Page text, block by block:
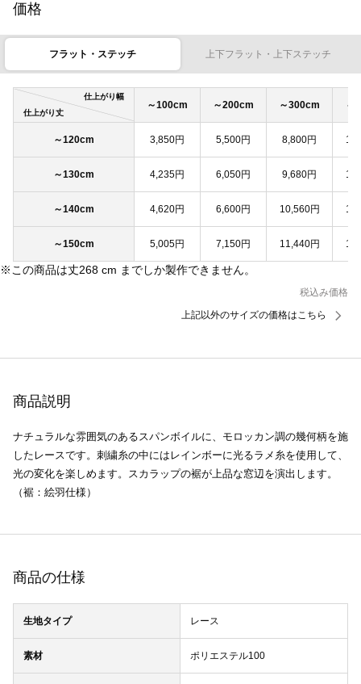
価格
フラット・ステッチ 上下フラット・上下ステッチ
仕上がり幅
仕上がり丈
～100cm ～200cm ～300cm ～
～120cm 3,850円 5,500円 8,800円
～130cm 4,235円 6,050円 9,680円
～140cm 4,620円 6,600円 10,560円
～150cm 5,005円 7,150円 11,440円
※この商品は丈268 cm までしか製作できません。
税込み価格
上記以外のサイズの価格はこちら
商品説明
ナチュラルな雰囲気のあるスパンボイルに、モロッカン調の幾何柄を施
したレースです。刺繍糸の中にはレインボーに光るラメ糸を使用して、
光の変化を楽しめます。スカラップの裾が上品な窓辺を演出します。
（裾：絵羽仕様）
商品の仕様
生地タイプ レース
素材 ポリエステル100